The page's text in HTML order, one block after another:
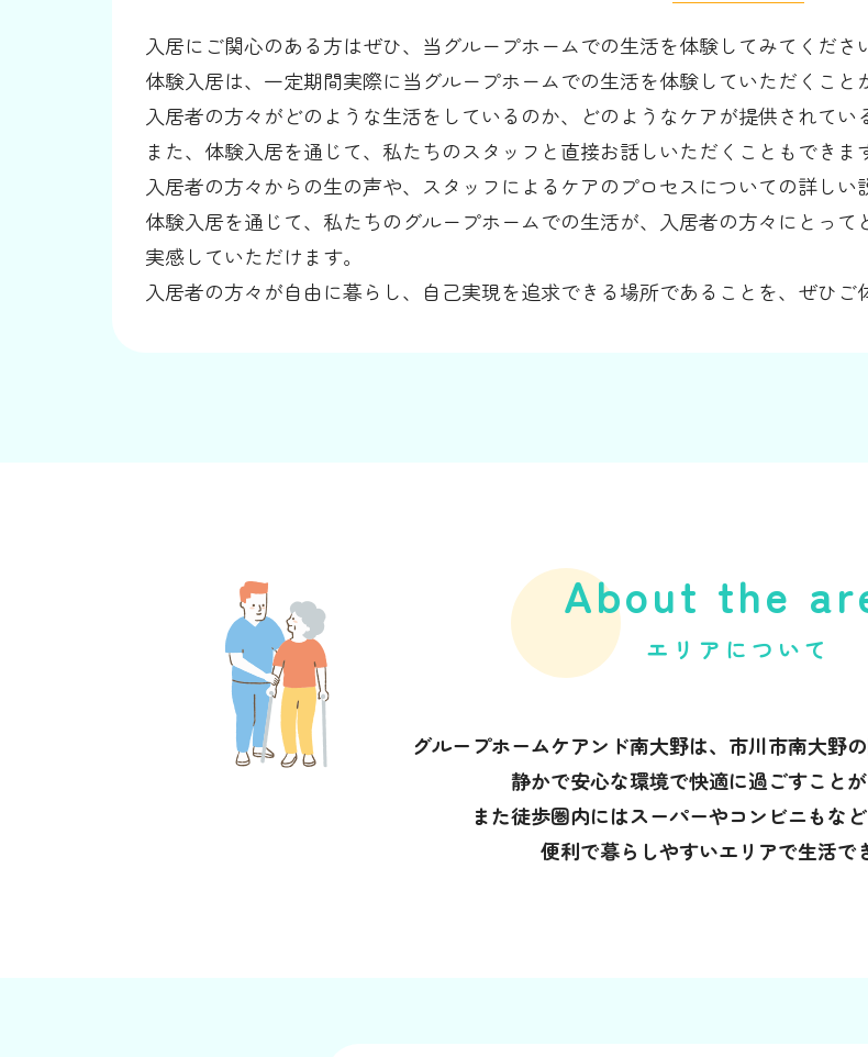
入居にご関心のある方はぜひ、当グループホームでの生活を体験してみてくださ
体験入居は、一定期間実際に当グループホームでの生活を体験していただくこと
入居者の方々がどのような生活をしているのか、どのようなケアが提供されてい
また、体験入居を通じて、私たちのスタッフと直接お話しいただくこともできま
入居者の方々からの生の声や、スタッフによるケアのプロセスについての詳しい
体験入居を通じて、私たちのグループホームでの生活が、入居者の方々にとって
実感していただけます。
入居者の方々が自由に暮らし、自己実現を追求できる場所であることを、ぜひご
About the
エリアについて
グループホームケアンド南大野は、市川市南大野
静かで安心な環境で快適に過ごすことが
また徒歩圏内にはスーパーやコンビニもなど
便利で暮らしやすいエリアで生活で